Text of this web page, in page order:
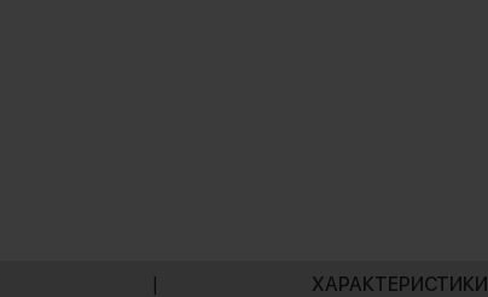
| ХАРАКТЕРИСТИКИ